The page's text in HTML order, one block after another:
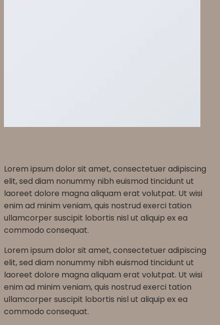
Lorem ipsum dolor sit amet, consectetuer adipiscing
elit, sed diam nonummy nibh euismod tincidunt ut
laoreet dolore magna aliquam erat volutpat. Ut wisi
enim ad minim veniam, quis nostrud exerci tation
ullamcorper suscipit lobortis nisl ut aliquip ex ea
commodo consequat.
Lorem ipsum dolor sit amet, consectetuer adipiscing
elit, sed diam nonummy nibh euismod tincidunt ut
laoreet dolore magna aliquam erat volutpat. Ut wisi
enim ad minim veniam, quis nostrud exerci tation
ullamcorper suscipit lobortis nisl ut aliquip ex ea
commodo consequat.